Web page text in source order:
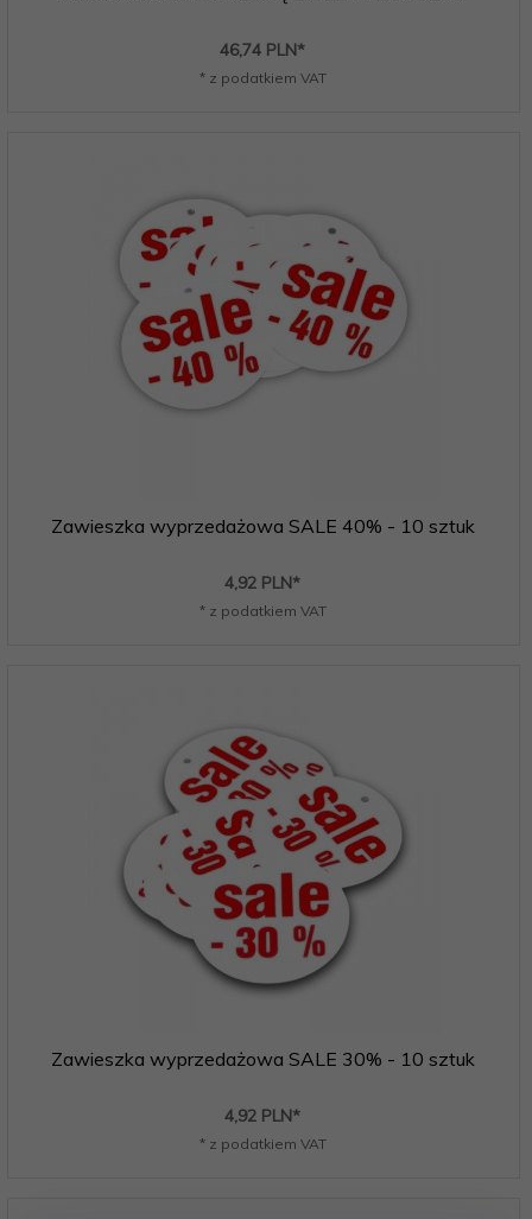
46,74 PLN*
* z podatkiem VAT
Zawieszka wyprzedażowa SALE 40% - 10 sztuk
4,92 PLN*
* z podatkiem VAT
Zawieszka wyprzedażowa SALE 30% - 10 sztuk
4,92 PLN*
* z podatkiem VAT